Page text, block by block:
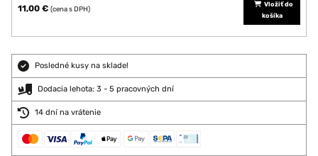
11,00 € (cena s DPH)
Vložiť do
košíka
Posledné kusy na sklade!
Dodacia lehota: 3 - 5 pracovných dní
14 dní na vrátenie